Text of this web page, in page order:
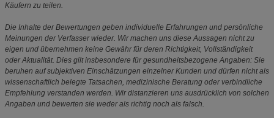
Käufern zu teilen.
Die Inhalte der Bewertungen geben individuelle Erfahrungen und persönliche
Meinungen der Verfasser wieder. Wir machen uns diese Aussagen nicht zu
eigen und übernehmen keine Gewähr für deren Richtigkeit, Vollständigkeit
oder Aktualität. Dies gilt insbesondere für gesundheitsbezogene Angaben: Sie
beruhen auf subjektiven Einschätzungen einzelner Kunden und dürfen nicht als
wissenschaftlich belegte Tatsachen, medizinische Beratung oder verbindliche
Empfehlung verstanden werden. Wir distanzieren uns ausdrücklich von solchen
Angaben und bewerten sie weder als richtig noch als falsch.